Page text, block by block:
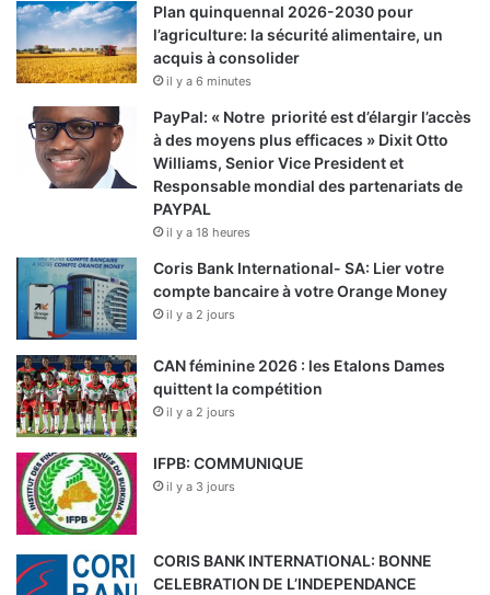
Plan quinquennal 2026-2030 pour
l’agriculture: la sécurité alimentaire, un
acquis à consolider
il y a 6 minutes
PayPal: « Notre priorité est d’élargir l’accès
à des moyens plus efficaces » Dixit Otto
Williams, Senior Vice President et
Responsable mondial des partenariats de
PAYPAL
il y a 18 heures
Coris Bank International- SA: Lier votre
compte bancaire à votre Orange Money
il y a 2 jours
CAN féminine 2026 : les Etalons Dames
quittent la compétition
il y a 2 jours
IFPB: COMMUNIQUE
il y a 3 jours
CORIS BANK INTERNATIONAL: BONNE
CELEBRATION DE L’INDEPENDANCE